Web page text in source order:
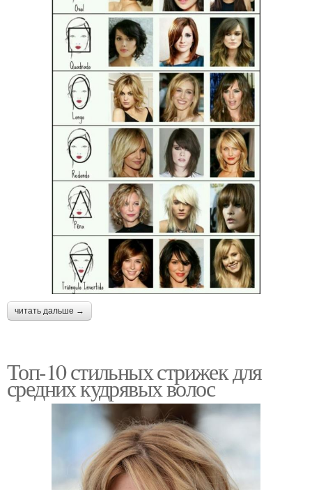
читать дальше →
Топ-10 стильных стрижек для
средних кудрявых волос